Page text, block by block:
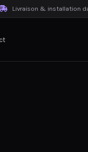
Livraison & installation